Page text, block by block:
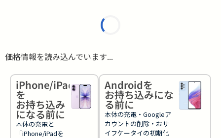
価格情報を読み込んでいます...
iPhone/iPad
を
お持ち込み
になる前に
本体の充電と
「iPhone/iPadを
Androidを
お持ち込みにな
る前に
本体の充電・Googleア
カウントの削除・おサ
イフケータイの初期化